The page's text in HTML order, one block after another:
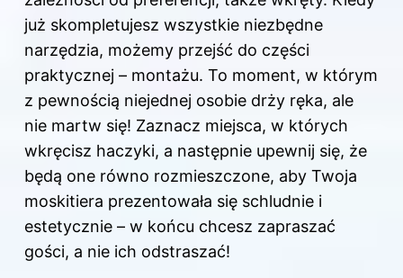
już skompletujesz wszystkie niezbędne
narzędzia, możemy przejść do części
praktycznej – montażu. To moment, w którym
z pewnością niejednej osobie drży ręka, ale
nie martw się! Zaznacz miejsca, w których
wkręcisz haczyki, a następnie upewnij się, że
będą one równo rozmieszczone, aby Twoja
moskitiera prezentowała się schludnie i
estetycznie – w końcu chcesz zapraszać
gości, a nie ich odstraszać!